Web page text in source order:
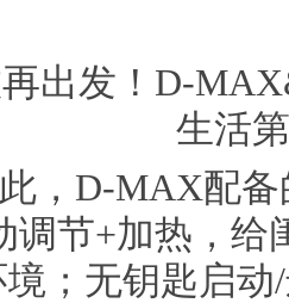
D-MAX配备
调节+加热，
；无钥匙启